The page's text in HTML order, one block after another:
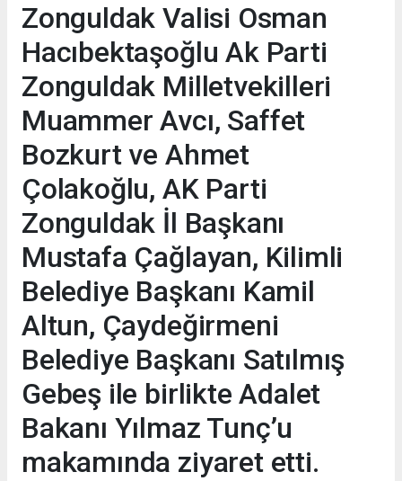
Zonguldak Valisi Osman
Hacıbektaşoğlu Ak Parti
Zonguldak Milletvekilleri
Muammer Avcı, Saffet
Bozkurt ve Ahmet
Çolakoğlu, AK Parti
Zonguldak İl Başkanı
Mustafa Çağlayan, Kilimli
Belediye Başkanı Kamil
Altun, Çaydeğirmeni
Belediye Başkanı Satılmış
Gebeş ile birlikte Adalet
Bakanı Yılmaz Tunç’u
makamında ziyaret etti.